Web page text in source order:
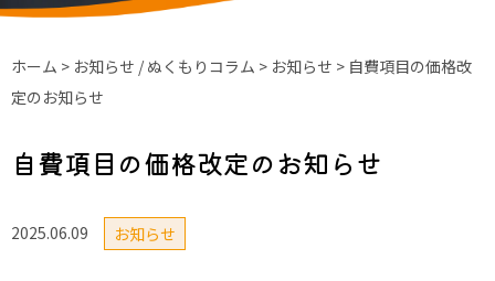
ホーム > お知らせ / ぬくもりコラム > お知らせ > 自費項目の価格改
定のお知らせ
自費項目の価格改定のお知らせ
2025.06.09 お知らせ